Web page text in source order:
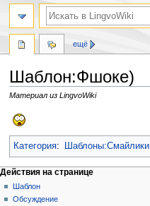
Шаблон:Фшоке)
Материал из LingvoWiki
Перейти
навигации
Перейти
поиску
Категория: Шаблоны:Смайлики
Действия на странице
Шаблон
Обсуждение
ещё